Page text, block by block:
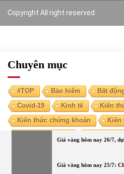
Giá vàng hôm nay 26/7,
Giá vàng hôm nay 25/7:
Copyright All right reserved
Chuyên mục
#TOP Bảo hiểm Bất
Covid-19
Kinh tế
Kiến
Kiến thức chứng khoán
Kiến